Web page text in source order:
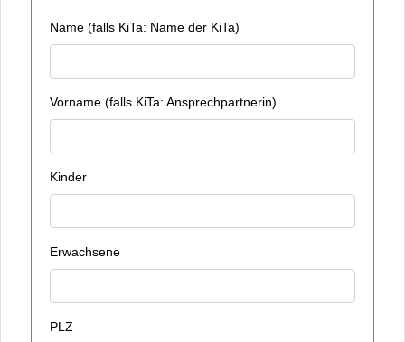
Name (falls KiTa: Name der KiTa)
Vorname (falls KiTa: Ansprechpartnerin)
Kinder
Erwachsene
PLZ